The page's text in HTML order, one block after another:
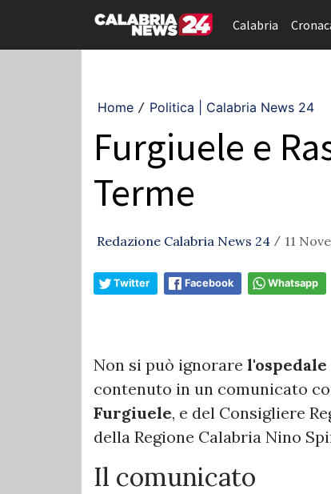
Calabria
Home / Politica | Calabria News 24
Furgiuele e
Terme
Redazione Calabria News 24 / 11
Twitter Facebook Whatsapp
Non si può ignorare
contenuto in un comunicato
Furgiuele, e del Consigliere
della Regione Calabria Nino
Il comunicato